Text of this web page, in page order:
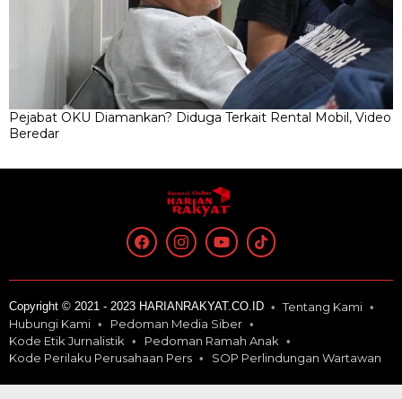
Pejabat OKU Diamankan? Diduga Terkait Rental Mobil, Video
Beredar
Copyright © 2021 - 2023 HARIANRAKYAT.CO.ID
Tentang Kami
Hubungi Kami
Pedoman Media Siber
Kode Etik Jurnalistik
Pedoman Ramah Anak
Kode Perilaku Perusahaan Pers
SOP Perlindungan Wartawan